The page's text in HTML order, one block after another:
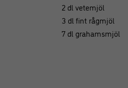
2 dl vetemjöl
3 dl fint rågmjöl
7 dl grahamsmjöl